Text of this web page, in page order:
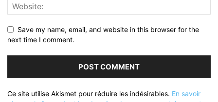
Save my name, email, and website in this browser for the
next time I comment.
Ce site utilise Akismet pour réduire les indésirables. En savoir